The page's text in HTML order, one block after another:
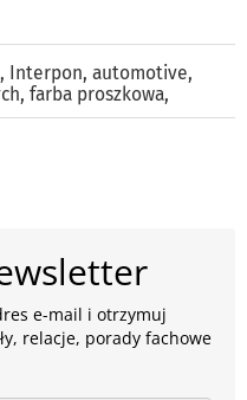
, Interpon, automotive,
, farba proszkowa,
e-mail i otrzymuj
relacje, porady fachowe